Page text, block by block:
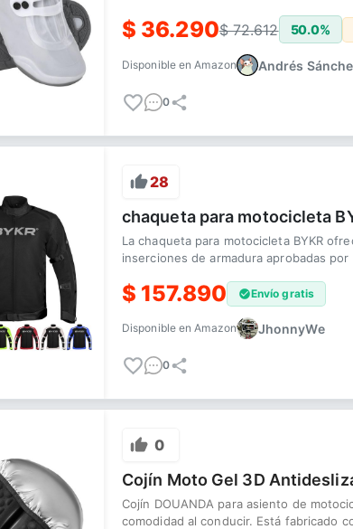
$ 36.290$72.612 50.0%
Disponible en Amazon Andrés
0
28
chaqueta para motocicleta
La chaqueta para motocicleta BYKR
inserciones de armadura aprobadas por
$ 157.890 Envío gratis
Disponible en Amazon JhonnyWe
0
0
Cojín Moto Gel 3D
Cojín DOUANDA para asiento de
comodidad al conducir. Está fabricado